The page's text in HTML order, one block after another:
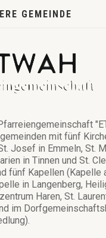
GEMEINDE
mit fünf
Josef in Emmeln, St.
in Tinnen und St.
fünf Kapellen (Kapelle
in Langenberg,
Haren, St.
im